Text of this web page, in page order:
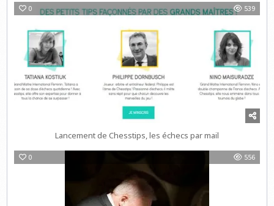
0 539
Lancement de Chesstips, les échecs par mail
0 556